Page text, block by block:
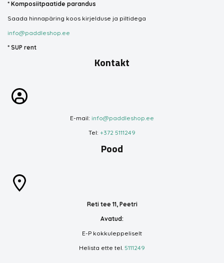
* Komposiitpaatide parandus
Saada hinnapäring koos kirjelduse ja piltidega
info@paddleshop.ee
* SUP rent
Kontakt
E-mail: info@paddleshop.ee
Tel: +372 5111249
Pood
Reti tee 11, Peetri
Avatud:
E-P kokkuleppeliselt
Helista ette tel. 5111249